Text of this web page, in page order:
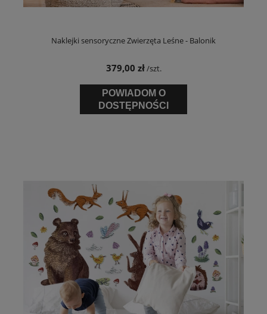
Naklejki sensoryczne Zwierzęta Leśne - Balonik
379,00 zł/szt.
POWIADOM O
DOSTĘPNOŚCI